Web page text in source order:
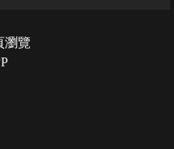
瀏覽